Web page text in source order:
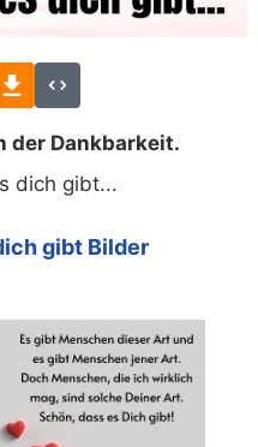
der Dankbarkeit.
dich gibt...
gibt Bilder